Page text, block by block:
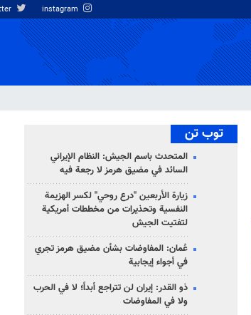
توب تن
المتحدث باسم الجيش: النظام الإيراني
السائد في مضيق هرمز لا رجعة فيه
زيارة الأربعين "درع روحي" لكسر الهزيمة
النفسية وتحذيرات من مخططات أمريكية
لتفتيت الجيش
عُمان: المفاوضات بشأن مضيق هرمز تجري
في أجواء إيجابية
ذو القدر: إيران لن تتراجع أبداً؛ لا في الحرب
ولا في المفاوضات